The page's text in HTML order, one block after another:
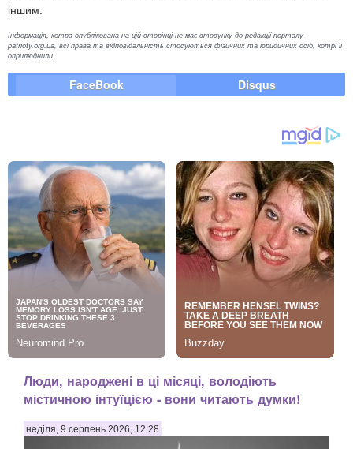
іншим.
Інформація, котра опублікована на цій сторінці не має стосунку до редакції порталу
patrioty.org.ua, всі права та відповідальність стосуються фізичних та юридичних осіб, котрі її
оприлюднили.
FaceBook Disqus
Люди, народжені в ці місяці, володіють
містичною інтуїцією - вони читають думки!
неділя, 9 серпень 2026, 12:28